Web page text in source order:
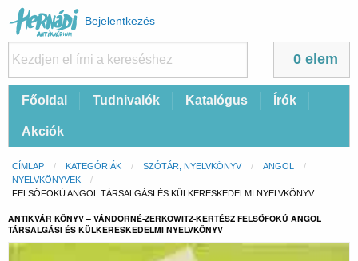
Felhasználói
fiók
menüje
Bejelentkezés
0 elem
FőFőoldal Tudnivalók Katalógus Írók
Akciók
Morzsa
CÍMLAP KATEGÓRIÁK SZÓTÁR, NYELVKÖNYV
ANGOL
NYELVKÖNYVEK
CURRENT:
FELSŐFOKÚ ANGOL TÁRSALGÁSI ÉS KÜLKERESKEDELMI NYELVKÖNYV
ANTIKVÁR KÖNYV – VÁNDORNÉ-ZERKOWITZ-KERTÉSZ FELSŐFOKÚ ANGOL
TÁRSALGÁSI ÉS KÜLKERESKEDELMI NYELVKÖNYV